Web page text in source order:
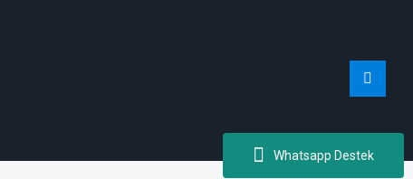
Whatsapp Destek